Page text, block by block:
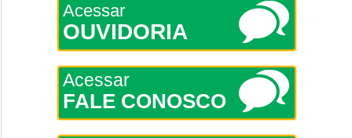
Acessar
OUVIDORIA
Acessar
FALE CONOSCO